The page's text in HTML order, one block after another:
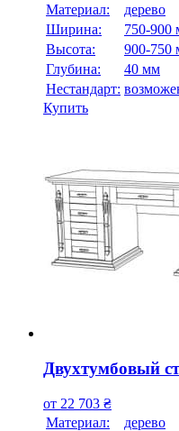
Материал:
дерево
Ширина:
750-900
Высота:
900-750
Глубина:
40 мм
Нестандарт:
Купить
Двухтумбовый
от 22 703 ₴
Материал:
дерево